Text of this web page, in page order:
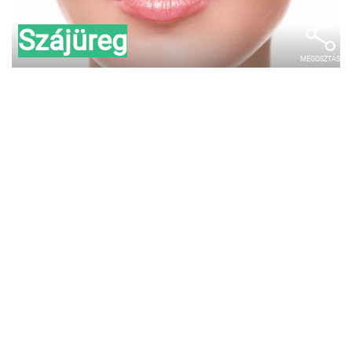
Szájüreg
MEGOSZTÁS